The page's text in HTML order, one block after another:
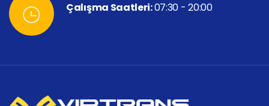
Çalışma Saatleri:07:30 - 20:00